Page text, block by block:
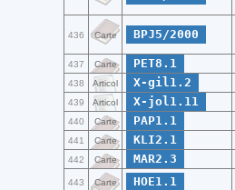
436 Carte BPJ5/2000
437 Carte PET8.1
438 Articol X-gil1.2
439 Articol X-jol1.11
440 Carte PAP1.1
441 Carte KLI2.1
442 Carte MAR2.3
443 Carte HOE1.1